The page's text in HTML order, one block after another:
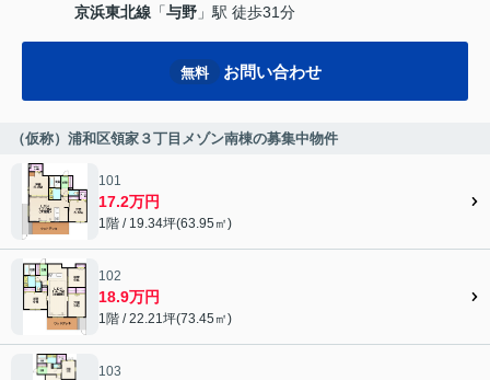
京浜東北線 「与野 」駅 徒歩31分
無料 お問い合わせ
（仮称）浦和区領家３丁目メゾン南棟の募集中物件
101
17.2万円
1階 / 19.34坪(63.95㎡)
102
18.9万円
1階 / 22.21坪(73.45㎡)
103